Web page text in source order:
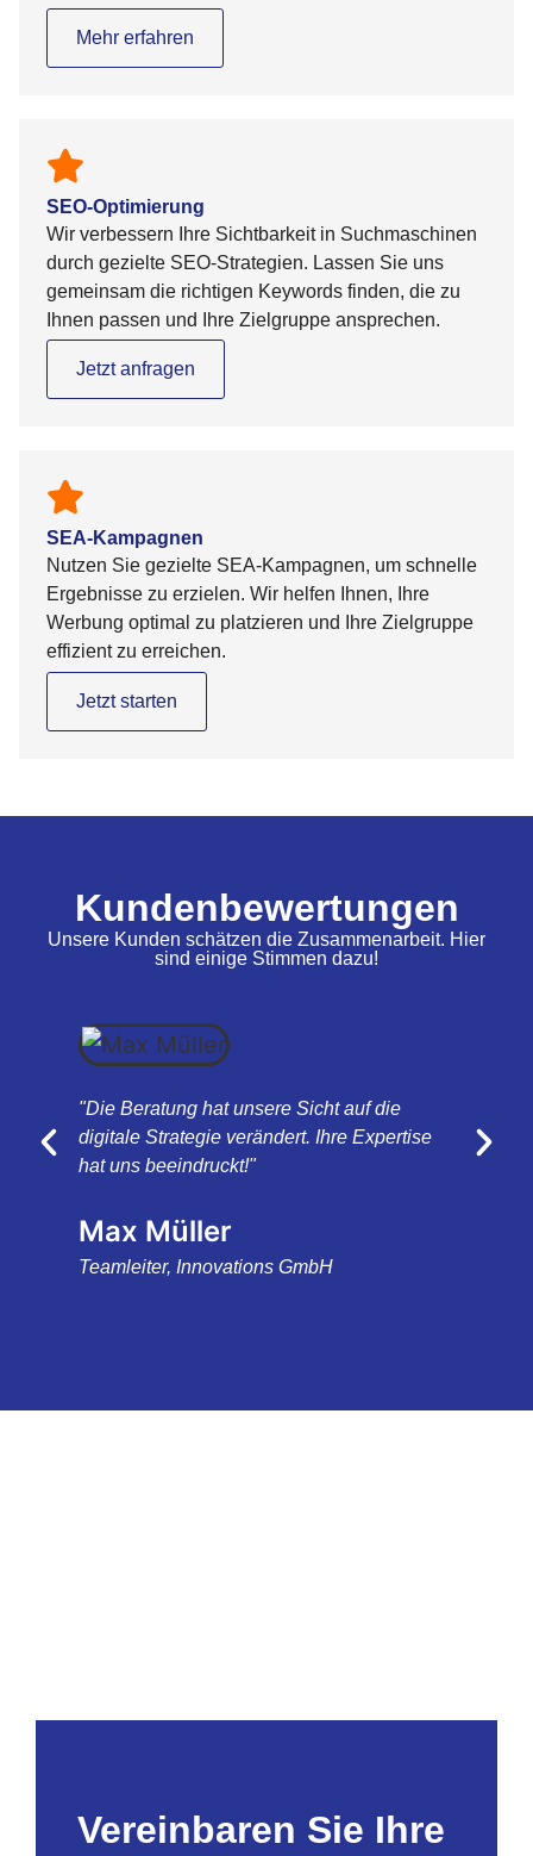
Mehr erfahren
SEO-Optimierung
Wir verbessern Ihre Sichtbarkeit in Suchmaschinen
durch gezielte SEO-Strategien. Lassen Sie uns
gemeinsam die richtigen Keywords finden, die zu
Ihnen passen und Ihre Zielgruppe ansprechen.
Jetzt anfragen
SEA-Kampagnen
Nutzen Sie gezielte SEA-Kampagnen, um schnelle
Ergebnisse zu erzielen. Wir helfen Ihnen, Ihre
Werbung optimal zu platzieren und Ihre Zielgruppe
effizient zu erreichen.
Jetzt starten
Kundenbewertungen
Unsere Kunden schätzen die Zusammenarbeit. Hier
sind einige Stimmen dazu!
"Die Beratung hat unsere Sicht auf die
digitale Strategie verändert. Ihre Expertise
hat uns beeindruckt!"
Max Müller
Teamleiter, Innovations GmbH
Vereinbaren Sie Ihre